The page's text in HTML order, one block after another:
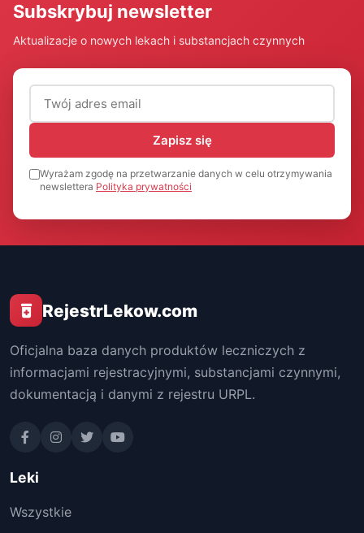
Subskrybuj newsletter
Aktualizacje o nowych lekach i substancjach czynnych
Adres email (wymagany)
Zapisz się
Wyrażam zgodę na przetwarzanie danych w celu otrzymywania
newslettera Polityka prywatności
RejestrLekow.com
Oficjalna baza danych produktów leczniczych z
informacjami rejestracyjnymi, substancjami czynnymi,
dokumentacją i danymi z rejestru URPL.
Leki
Wszystkie